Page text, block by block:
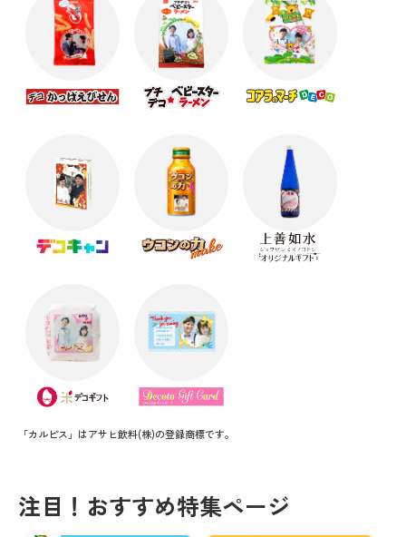
「カルピス」はアサヒ飲料(株)の登録商標です。
注目！おすすめ特集ページ